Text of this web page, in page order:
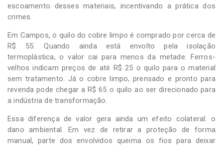
escoamento desses materiais, incentivando a prática dos
crimes.
Em Campos, o quilo do cobre limpo é comprado por cerca de
R$ 55. Quando ainda está envolto pela isolação
termoplástica, o valor cai para menos da metade. Ferros-
velhos indicam preços de até R$ 25 o quilo para o material
sem tratamento. Já o cobre limpo, prensado e pronto para
revenda pode chegar a R$ 65 o quilo ao ser direcionado para
a indústria de transformação.
Essa diferença de valor gera ainda um efeito colateral: o
dano ambiental. Em vez de retirar a proteção de forma
manual, parte dos envolvidos queima os fios para deixar